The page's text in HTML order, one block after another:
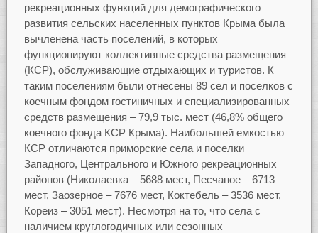
рекреационных функций для демографического
развития сельских населенных пунктов Крыма была
вычленена часть поселений, в которых
функционируют коллективные средства размещения
(КСР), обслуживающие отдыхающих и туристов. К
таким поселениям были отнесены 89 сел и поселков с
коечным фондом гостиничных и специализированных
средств размещения – 79,9 тыс. мест (46,8% общего
коечного фонда КСР Крыма). Наибольшей емкостью
КСР отличаются приморские села и поселки
Западного, Центрального и Южного рекреационных
районов (Николаевка – 5688 мест, Песчаное – 6713
мест, Заозерное – 7676 мест, Коктебель – 3536 мест,
Кореиз – 3051 мест). Несмотря на то, что села с
наличием круглогодичных или сезонных